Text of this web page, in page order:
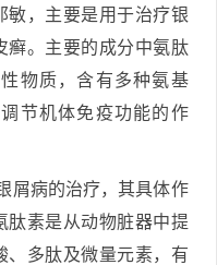
敏，主要是用于治疗银
癣。主要的成分中氨肽
物质，含有多种氨基
节机体免疫功能的作
屑病的治疗，其具体作
肽素是从动物脏器中提
、多肽及微量元素，有